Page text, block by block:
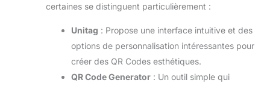
certaines se distinguent particulièrement :
Unitag : Propose une interface intuitive et des
options de personnalisation intéressantes pour
créer des QR Codes esthétiques.
QR Code Generator : Un outil simple qui